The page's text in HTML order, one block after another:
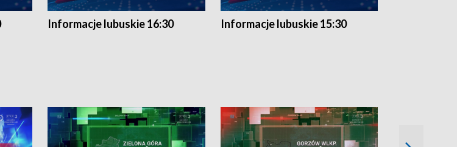
Informacje lubuskie 16:30 Informacje lubuskie 15:30